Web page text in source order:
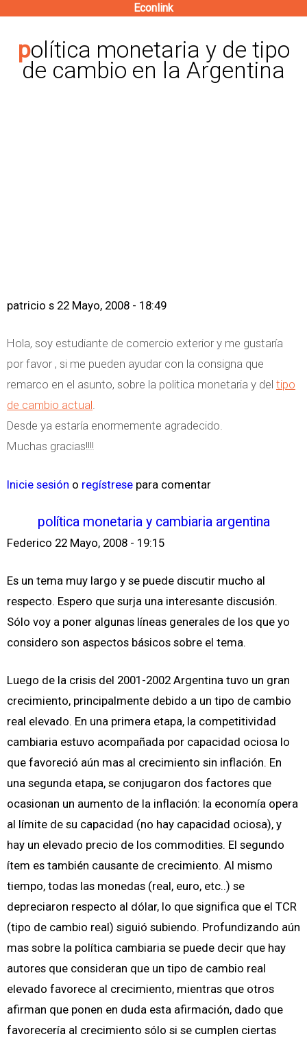
contenido
principal
Econlink
política monetaria y de tipo
de cambio en la Argentina
patricio s 22 Mayo, 2008 - 18:49
Hola, soy estudiante de comercio exterior y me gustaría
por favor , si me pueden ayudar con la consigna que
remarco en el asunto, sobre la politica monetaria y del tipo
de cambio actual.
Desde ya estaría enormemente agradecido.
Muchas gracias!!!!
Inicie sesión o regístrese para comentar
política monetaria y cambiaria argentina
Federico 22 Mayo, 2008 - 19:15
Es un tema muy largo y se puede discutir mucho al
respecto. Espero que surja una interesante discusión.
Sólo voy a poner algunas líneas generales de los que yo
considero son aspectos básicos sobre el tema.
Luego de la crisis del 2001-2002 Argentina tuvo un gran
crecimiento, principalmente debido a un tipo de cambio
real elevado. En una primera etapa, la competitividad
cambiaria estuvo acompañada por capacidad ociosa lo
que favoreció aún mas al crecimiento sin inflación. En
una segunda etapa, se conjugaron dos factores que
ocasionan un aumento de la inflación: la economía opera
al límite de su capacidad (no hay capacidad ociosa), y
hay un elevado precio de los commodities. El segundo
ítem es también causante de crecimiento. Al mismo
tiempo, todas las monedas (real, euro, etc..) se
depreciaron respecto al dólar, lo que significa que el TCR
(tipo de cambio real) siguió subiendo. Profundizando aún
mas sobre la política cambiaria se puede decir que hay
autores que consideran que un tipo de cambio real
elevado favorece al crecimiento, mientras que otros
afirman que ponen en duda esta afirmación, dado que
favorecería al crecimiento sólo si se cumplen ciertas